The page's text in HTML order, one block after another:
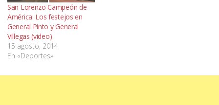
San Lorenzo Campeón de
América: Los festejos en
General Pinto y General
Villegas (video)
15 agosto, 2014
En «Deportes»